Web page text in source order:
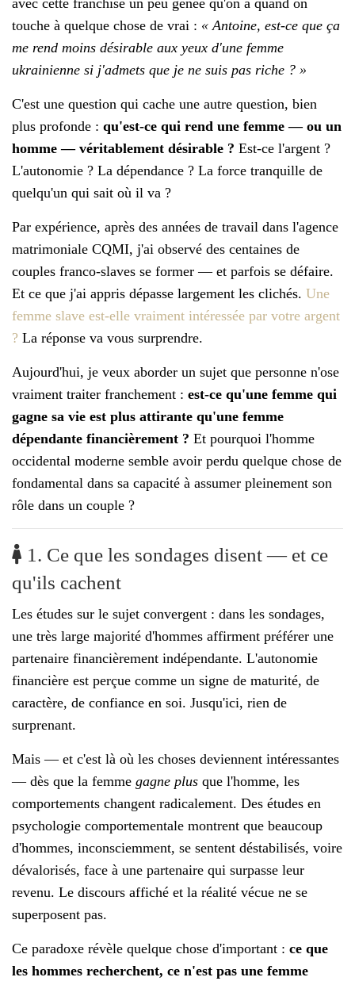
avec cette franchise un peu gênée qu'on a quand on
touche à quelque chose de vrai : « Antoine, est-ce que ça
me rend moins désirable aux yeux d'une femme
ukrainienne si j'admets que je ne suis pas riche ? »
C'est une question qui cache une autre question, bien
plus profonde : qu'est-ce qui rend une femme — ou un
homme — véritablement désirable ? Est-ce l'argent ?
L'autonomie ? La dépendance ? La force tranquille de
quelqu'un qui sait où il va ?
Par expérience, après des années de travail dans l'agence
matrimoniale CQMI, j'ai observé des centaines de
couples franco-slaves se former — et parfois se défaire.
Et ce que j'ai appris dépasse largement les clichés. Une
femme slave est-elle vraiment intéressée par votre argent
? La réponse va vous surprendre.
Aujourd'hui, je veux aborder un sujet que personne n'ose
vraiment traiter franchement : est-ce qu'une femme qui
gagne sa vie est plus attirante qu'une femme
dépendante financièrement ? Et pourquoi l'homme
occidental moderne semble avoir perdu quelque chose de
fondamental dans sa capacité à assumer pleinement son
rôle dans un couple ?
1. Ce que les sondages disent — et ce
qu'ils cachent
Les études sur le sujet convergent : dans les sondages,
une très large majorité d'hommes affirment préférer une
partenaire financièrement indépendante. L'autonomie
financière est perçue comme un signe de maturité, de
caractère, de confiance en soi. Jusqu'ici, rien de
surprenant.
Mais — et c'est là où les choses deviennent intéressantes
— dès que la femme gagne plus que l'homme, les
comportements changent radicalement. Des études en
psychologie comportementale montrent que beaucoup
d'hommes, inconsciemment, se sentent déstabilisés, voire
dévalorisés, face à une partenaire qui surpasse leur
revenu. Le discours affiché et la réalité vécue ne se
superposent pas.
Ce paradoxe révèle quelque chose d'important : ce que
les hommes recherchent, ce n'est pas une femme